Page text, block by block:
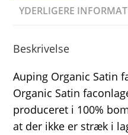
YDERLIGERE
Beskrivelse
Auping Organic Satin
Organic Satin
produceret i 100%
at der ikke er stræk i